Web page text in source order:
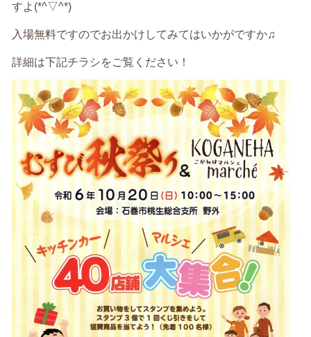
すよ(*^▽^*)
入場無料ですのでお出かけしてみてはいかがですか♫
詳細は下記チラシをご覧ください！